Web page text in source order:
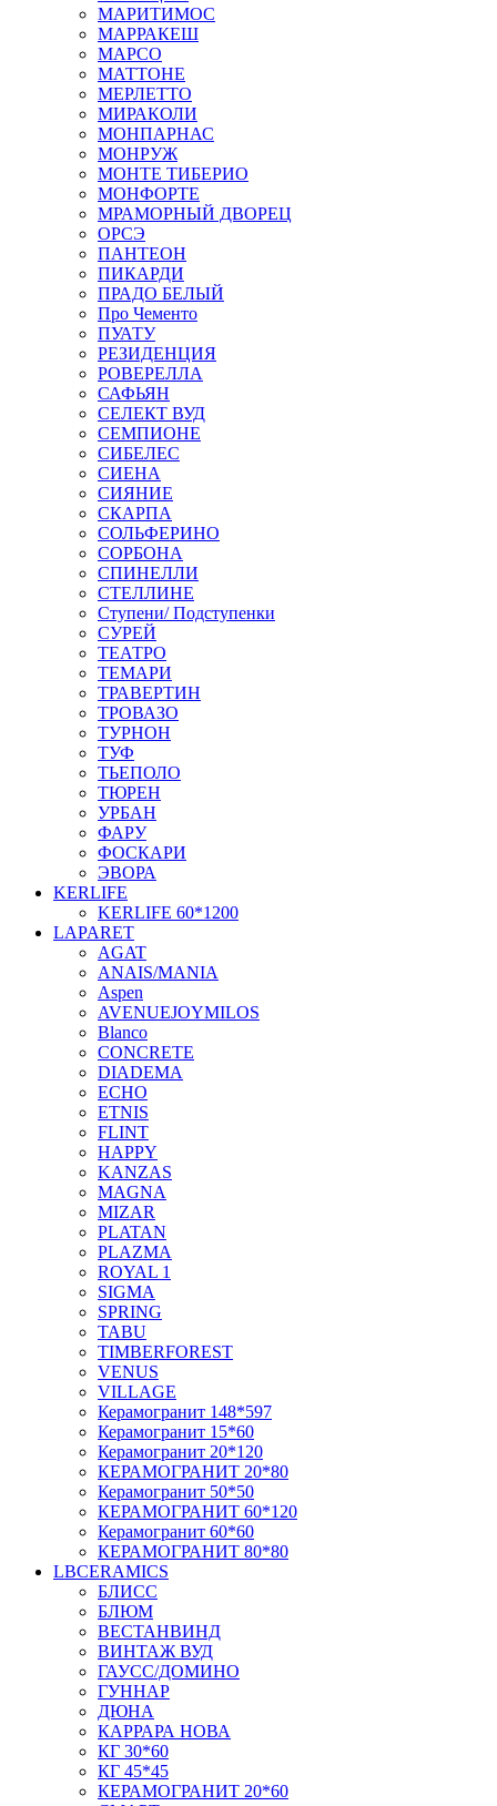
МАРИТИМОС
МАРРАКЕШ
МАРСО
МАТТОНЕ
МЕРЛЕТТО
МИРАКОЛИ
МОНПАРНАС
МОНРУЖ
МОНТЕ ТИБЕРИО
МОНФОРТЕ
МРАМОРНЫЙ ДВОРЕЦ
ОРСЭ
ПАНТЕОН
ПИКАРДИ
ПРАДО БЕЛЫЙ
Про Чементо
ПУАТУ
РЕЗИДЕНЦИЯ
РОВЕРЕЛЛА
САФЬЯН
СЕЛЕКТ ВУД
СЕМПИОНЕ
СИБЕЛЕС
СИЕНА
СИЯНИЕ
СКАРПА
СОЛЬФЕРИНО
СОРБОНА
СПИНЕЛЛИ
СТЕЛЛИНЕ
Ступени/ Подступенки
СУРЕЙ
ТЕАТРО
ТЕМАРИ
ТРАВЕРТИН
ТРОВАЗО
ТУРНОН
ТУФ
ТЬЕПОЛО
ТЮРЕН
УРБАН
ФАРУ
ФОСКАРИ
ЭВОРА
KERLIFE
KERLIFE 60*1200
LAPARET
AGAT
ANAIS/MANIA
Aspen
AVENUEJOYMILOS
Blanco
CONCRETE
DIADEMA
ECHO
ETNIS
FLINT
HAPPY
KANZAS
MAGNA
MIZAR
PLATAN
PLAZMA
ROYAL 1
SIGMA
SPRING
TABU
TIMBERFOREST
VENUS
VILLAGE
Керамогранит 148*597
Керамогранит 15*60
Керамогранит 20*120
КЕРАМОГРАНИТ 20*80
Керамогранит 50*50
КЕРАМОГРАНИТ 60*120
Керамогранит 60*60
КЕРАМОГРАНИТ 80*80
LBCERAMICS
БЛИСС
БЛЮМ
ВЕСТАНВИНД
ВИНТАЖ ВУД
ГАУСС/ДОМИНО
ГУННАР
ДЮНА
КАРРАРА НОВА
КГ 30*60
КГ 45*45
КЕРАМОГРАНИТ 20*60